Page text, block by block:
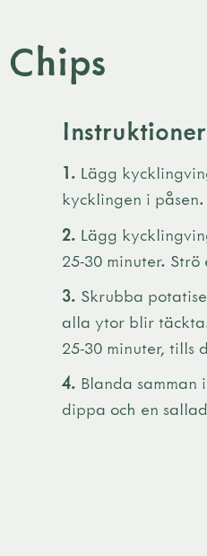
Instruktioner
1. Lägg
kycklingen i
2. Lägg
25-30 minuter.
3. Skrubba
alla ytor blir
25-30 minuter,
4. Blanda
dippa och en